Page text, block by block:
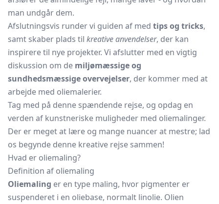
man undgår dem.
Afslutningsvis runder vi guiden af med tips og tricks,
samt skaber plads til kreative anvendelser, der kan
inspirere til nye projekter. Vi afslutter med en vigtig
diskussion om de miljømæssige og
sundhedsmæssige overvejelser, der kommer med at
arbejde med oliemalerier.
Tag med på denne spændende rejse, og opdag en
verden af kunstneriske muligheder med oliemalinger.
Der er meget at lære og mange nuancer at mestre; lad
os begynde denne kreative rejse sammen!
Hvad er oliemaling?
Definition af oliemaling
Oliemaling er en type maling, hvor pigmenter er
suspenderet i en oliebase, normalt linolie. Olien